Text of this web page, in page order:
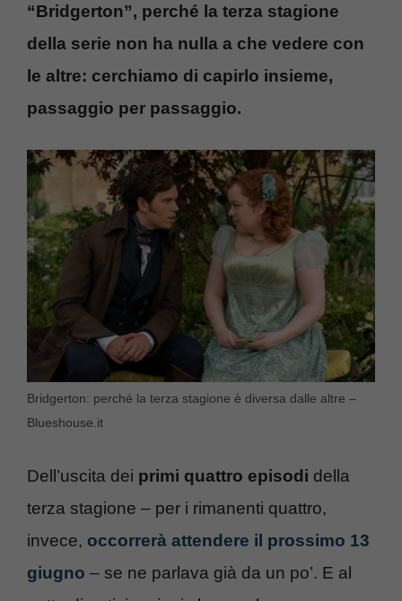
“Bridgerton”, perché la terza stagione
della serie non ha nulla a che vedere con
le altre: cerchiamo di capirlo insieme,
passaggio per passaggio.
Bridgerton: perché la terza stagione è diversa dalle altre –
Blueshouse.it
Dell’uscita dei primi quattro episodi della
terza stagione – per i rimanenti quattro,
invece, occorrerà attendere il prossimo 13
giugno – se ne parlava già da un po’. E al